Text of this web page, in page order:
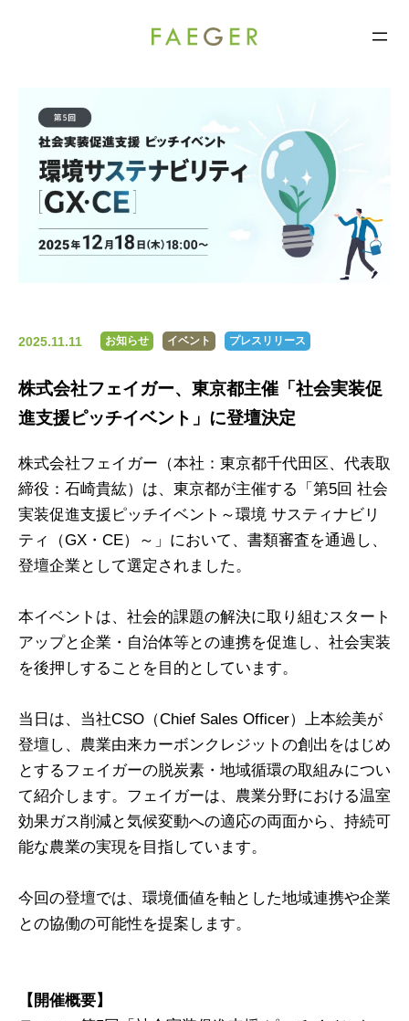
2025.11.11 お知らせ イベント プレスリリース
株式会社フェイガー、東京都主催「社会実装促
進支援ピッチイベント」に登壇決定
株式会社フェイガー（本社：東京都千代田区、代表取
締役：石崎貴紘）は、東京都が主催する「第5回 社会
実装促進支援ピッチイベント～環境 サスティナビリ
ティ（GX・CE）～」において、書類審査を通過し、
登壇企業として選定されました。
本イベントは、社会的課題の解決に取り組むスタート
アップと企業・自治体等との連携を促進し、社会実装
を後押しすることを目的としています。
当日は、当社CSO（Chief Sales Officer）上本絵美が
登壇し、農業由来カーボンクレジットの創出をはじめ
とするフェイガーの脱炭素・地域循環の取組みについ
て紹介します。フェイガーは、農業分野における温室
効果ガス削減と気候変動への適応の両面から、持続可
能な農業の実現を目指しています。
今回の登壇では、環境価値を軸とした地域連携や企業
との協働の可能性を提案します。
【開催概要】